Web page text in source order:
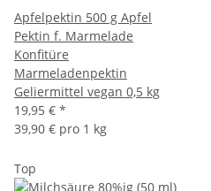
Apfelpektin 500 g Apfel
Pektin f. Marmelade
Konfitüre
Marmeladenpektin
Geliermittel vegan 0,5 kg
19,95 € *
39,90 € pro 1 kg
Top